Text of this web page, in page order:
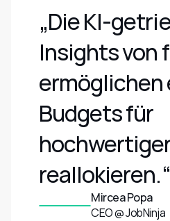
„Die KI-
Insights von
ermöglichen
Budgets für
reallokieren.“
Mircea Popa
CEO @ JobNinja